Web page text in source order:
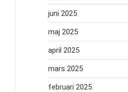
juni 2025
maj 2025
april 2025
mars 2025
februari 2025